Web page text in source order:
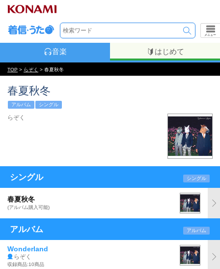
メニュー
音楽 はじめて
TOP > らぞく > 春夏秋冬
春夏秋冬
アルバム シングル
らぞく
シングル シングル
春夏秋冬
(アルバム購入可能)
アルバム アルバム
Wonderland
らぞく
収録商品:10商品